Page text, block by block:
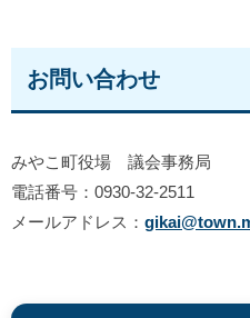
お問い合わせ
みやこ町役場 議会事務局
電話番号：0930-32-2511
メールアドレス：